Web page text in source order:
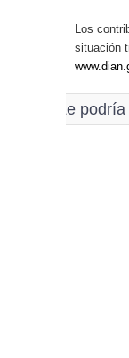
Los
situación
Le